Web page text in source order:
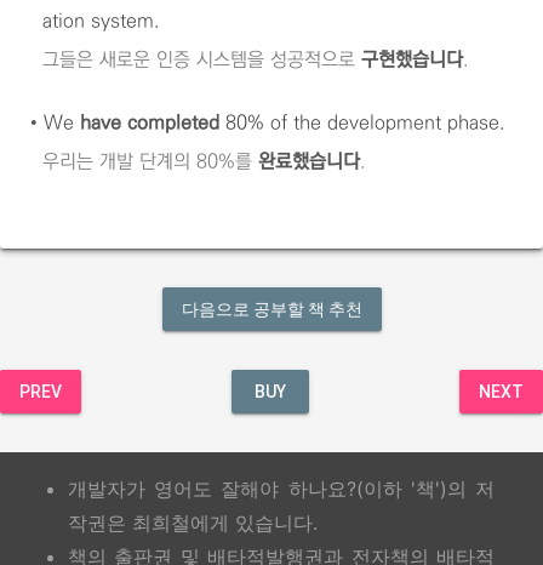
ation system.
그들은 새로운 인증 시스템을 성공적으로 구현했습니다.
• We have completed 80% of the development phase.
우리는 개발 단계의 80%를 완료했습니다.
다음으로 공부할 책 추천
PREV BUY NEXT
개발자가 영어도 잘해야 하나요?(이하 '책')의 저
작권은 최희철에게 있습니다.
책의 출판권 및 배타적발행권과 전자책의 배타적